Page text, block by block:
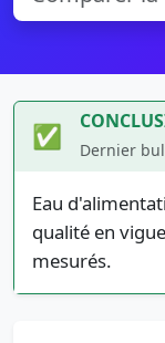
✅ Dernier
Eau
qualité en
mesurés.